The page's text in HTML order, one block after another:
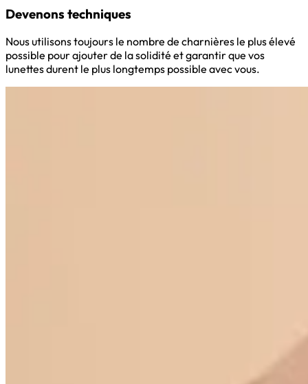
Devenons techniques
Nous utilisons toujours le nombre de charnières le plus élevé
possible pour ajouter de la solidité et garantir que vos
lunettes durent le plus longtemps possible avec vous.